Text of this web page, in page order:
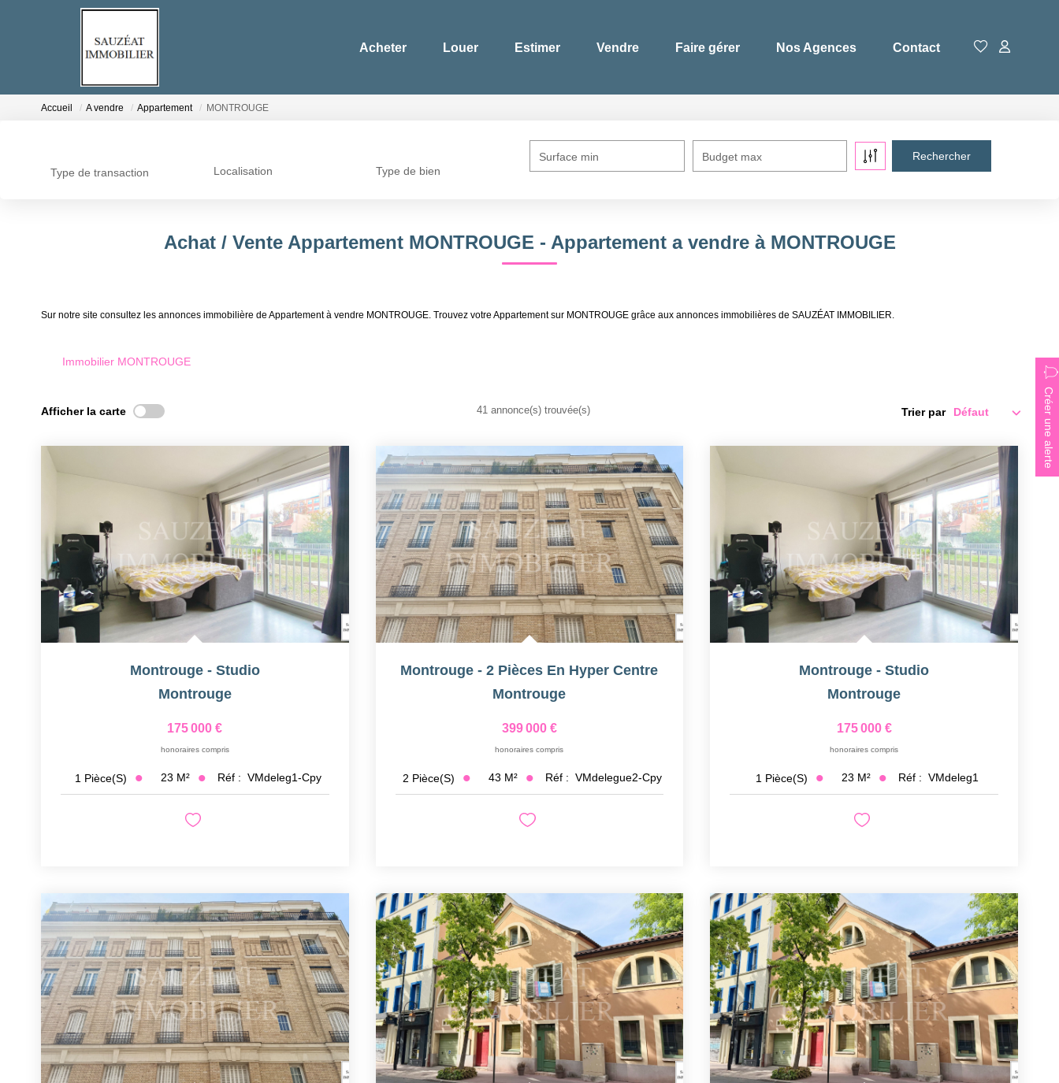
Acheter Louer Estimer Vendre Faire gérer Nos Agences Contact
Accueil A vendre Appartement MONTROUGE
Type de transaction Localisation Type de bien
Surface min Budget max
Achat / Vente Appartement MONTROUGE - Appartement a vendre à MONTROUGE
Sur notre site consultez les annonces immobilière de Appartement à vendre MONTROUGE. Trouvez votre Appartement sur MONTROUGE grâce aux annonces immobilières de SAUZÉAT IMMOBILIER.
Immobilier MONTROUGE
Créer une alerte
Afficher la carte 41 annonce(s) trouvée(s) Trier par
Montrouge - Studio
Montrouge
175 000 €
honoraires compris
1 Pièce(s) 23 M² Réf : VMdeleg1-Cpy
Montrouge - 2 Pièces En Hyper Centre
Montrouge
399 000 €
honoraires compris
2 Pièce(s) 43 M² Réf : VMdelegue2-Cpy
Montrouge - Studio
Montrouge
175 000 €
honoraires compris
1 Pièce(s) 23 M² Réf : VMdeleg1